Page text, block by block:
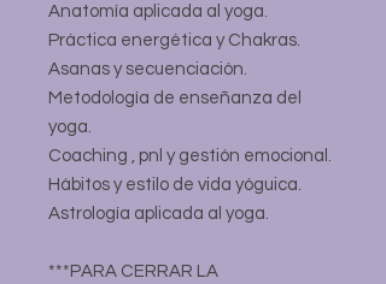
Anatomía aplicada al yoga.
Práctica energética y Chakras.
Asanas y secuenciación.
Metodología de enseñanza del
yoga.
Coaching , pnl y gestión emocional.
Hábitos y estilo de vida yóguica.
Astrología aplicada al yoga.
***PARA CERRAR LA